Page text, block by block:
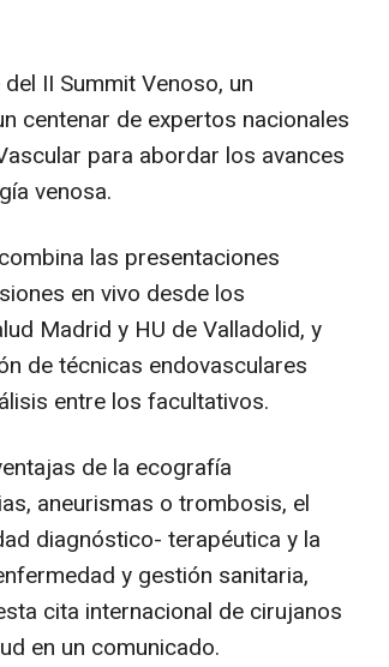
II Summit Venoso, un
centenar de expertos nacionales
para abordar los avances
venosa.
las presentaciones
en vivo desde los
Madrid y HU de Valladolid, y
de técnicas endovasculares
entre los facultativos.
de la ecografía
aneurismas o trombosis, el
diagnóstico- terapéutica y la
y gestión sanitaria,
cita internacional de cirujanos
en un comunicado.